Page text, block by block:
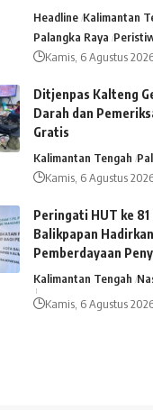
Headline Kalimantan
Palangka Raya
Kamis, 6 Agustus
Ditjenpas Kalteng
Darah dan
Gratis
Kalimantan Tengah
Kamis, 6 Agustus
Peringati HUT ke 81
Balikpapan
Pemberdayaan
Kalimantan Tengah
Kamis, 6 Agustus